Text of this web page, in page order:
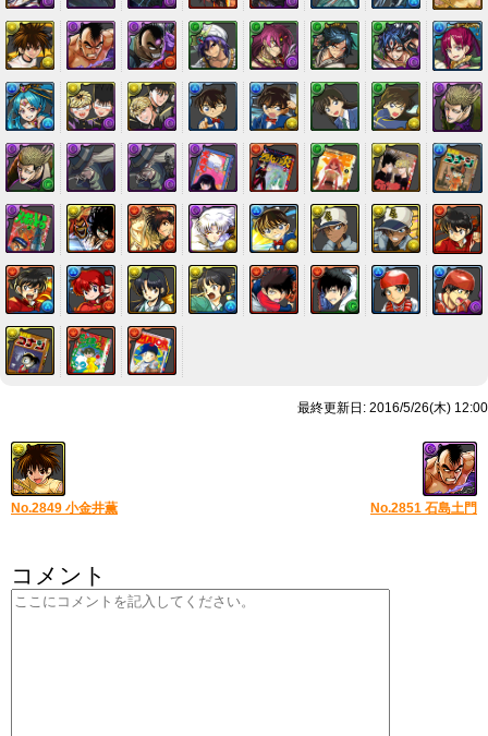
最終更新日: 2016/5/26(木) 12:00
No.2849 小金井薫 No.2851 石島土門
コメント